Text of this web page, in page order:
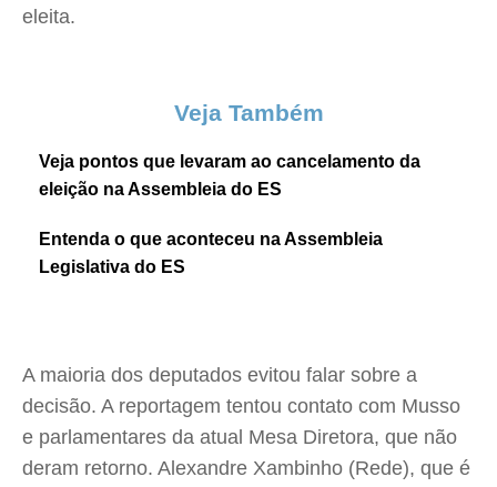
eleita.
Veja Também
Veja pontos que levaram ao cancelamento da
eleição na Assembleia do ES
Entenda o que aconteceu na Assembleia
Legislativa do ES
A maioria dos deputados evitou falar sobre a
decisão. A reportagem tentou contato com Musso
e parlamentares da atual Mesa Diretora, que não
deram retorno. Alexandre Xambinho (Rede), que é